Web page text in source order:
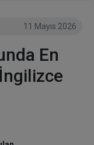
11 Mayıs 2026
En